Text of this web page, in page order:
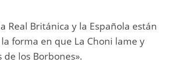
Real Británica y la Española están
forma en que La Choni lame y
los Borbones».